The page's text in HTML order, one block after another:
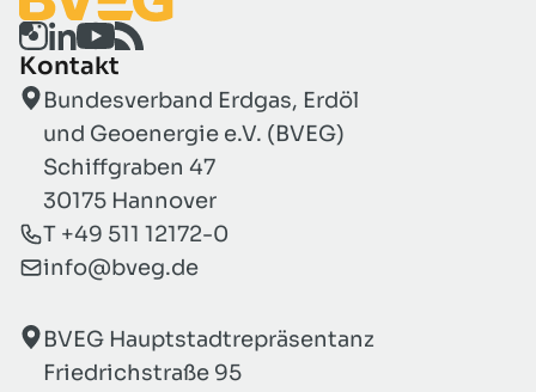
Kontakt
Bundesverband Erdgas, Erdöl
und Geoenergie e.V. (BVEG)
Schiffgraben 47
30175 Hannover
T +49 511 12172-0
info@bveg.de
BVEG Hauptstadtrepräsentanz
Friedrichstraße 95